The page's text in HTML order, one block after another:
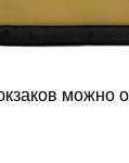
можно